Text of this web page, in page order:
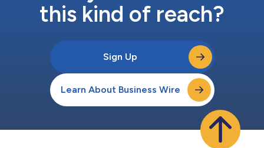
this kind of reach?
Sign Up
Learn About Business Wire